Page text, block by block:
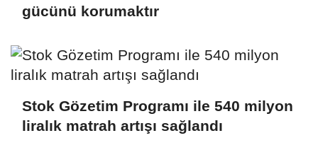
gücünü korumaktır
Stok Gözetim Programı ile 540 milyon
liralık matrah artışı sağlandı